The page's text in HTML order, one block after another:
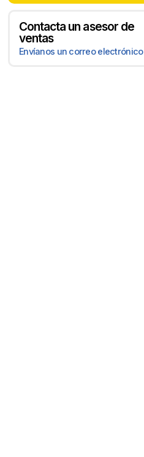
Contacta un asesor de
ventas
Envíanos un correo electrónico